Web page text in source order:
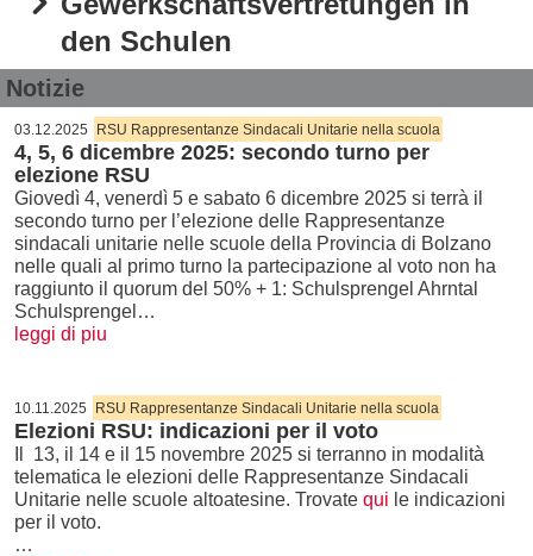
den Schulen
Notizie
03.12.2025 RSU Rappresentanze Sindacali Unitarie nella scuola
4, 5, 6 dicembre 2025: secondo turno per
elezione RSU
Giovedì 4, venerdì 5 e sabato 6 dicembre 2025 si terrà il
secondo turno per l’elezione delle Rappresentanze
sindacali unitarie nelle scuole della Provincia di Bolzano
nelle quali al primo turno la partecipazione al voto non ha
raggiunto il quorum del 50% + 1: Schulsprengel Ahrntal
Schulsprengel…
leggi di piu
10.11.2025 RSU Rappresentanze Sindacali Unitarie nella scuola
Elezioni RSU: indicazioni per il voto
Il 13, il 14 e il 15 novembre 2025 si terranno in modalità
telematica le elezioni delle Rappresentanze Sindacali
Unitarie nelle scuole altoatesine. Trovate qui le indicazioni
per il voto.
…